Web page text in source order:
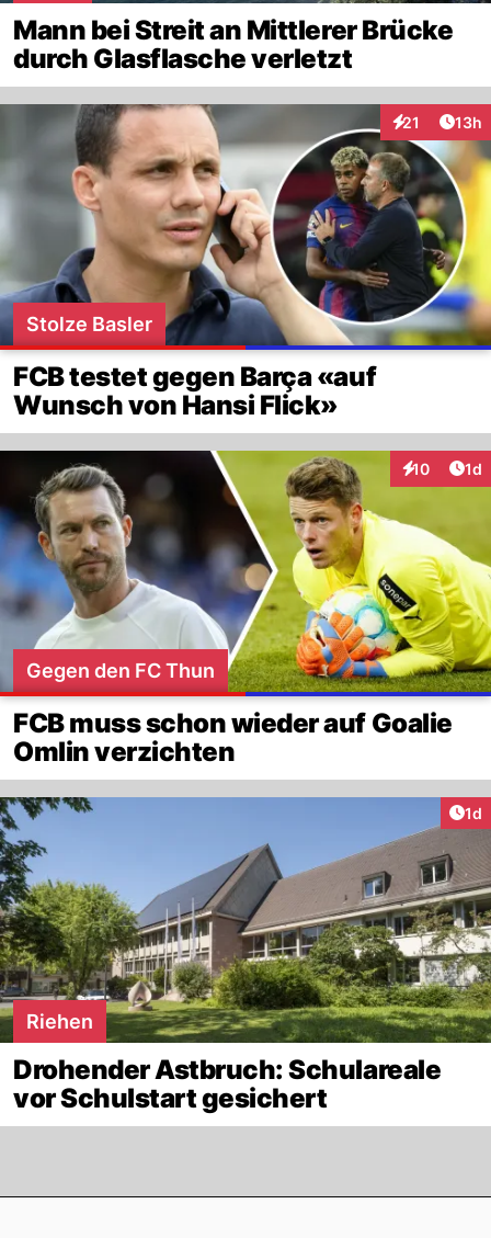
Mann bei Streit an Mittlerer Brücke
durch Glasflasche verletzt
21
Interaktionen
13h
Stolze Basler
FCB testet gegen Barça «auf
Wunsch von Hansi Flick»
10 1d
Gegen den FC Thun
FCB muss schon wieder auf Goalie
Omlin verzichten
1d
Riehen
Drohender Astbruch: Schulareale
vor Schulstart gesichert